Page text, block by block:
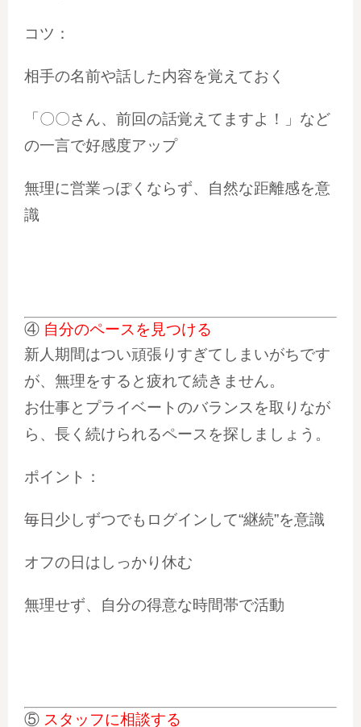
コツ：
相手の名前や話した内容を覚えておく
「〇〇さん、前回の話覚えてますよ！」など
の一言で好感度アップ
無理に営業っぽくならず、自然な距離感を意
識
④ 自分のペースを見つける
新人期間はつい頑張りすぎてしまいがちです
が、無理をすると疲れて続きません。
お仕事とプライベートのバランスを取りなが
ら、長く続けられるペースを探しましょう。
ポイント：
毎日少しずつでもログインして“継続”を意識
オフの日はしっかり休む
無理せず、自分の得意な時間帯で活動
⑤ スタッフに相談する